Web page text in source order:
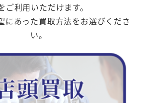
ご利用いただけます。
にあった買取方法をお選びくださ
い。